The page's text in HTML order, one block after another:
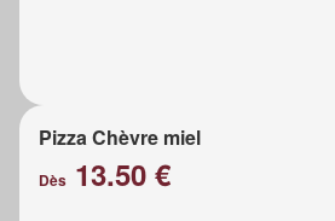
Pizza Chèvre miel
Dès 13.50 €